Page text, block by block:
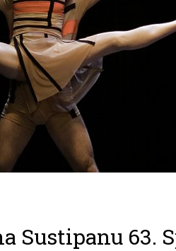
Sustipanu 63.